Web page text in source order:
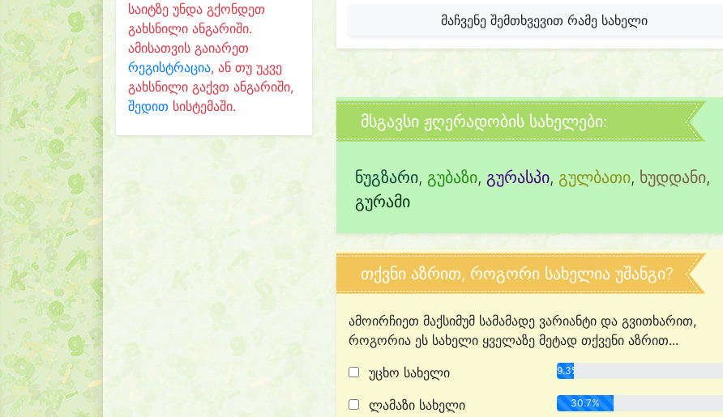
საიტზე უნდა გქონდეთ
გახსნილი ანგარიში.
ამისათვის გაიარეთ
რეგისტრაცია, ან თუ უკვე
გახსნილი გაქვთ ანგარიში,
შედით სისტემაში.
მაჩვენე შემთხვევით რამე სახელი
მსგავსი ჟღერადობის სახელები:
ნუგზარი, გუბაზი, გურასპი, გულბათი, ხუდდანი,
გურამი
თქვნი აზრით, როგორი სახელია უშანგი?
ამოირჩიეთ მაქსიმუმ სამამადე ვარიანტი და გვითხარით,
როგორია ეს სახელი ყველაზე მეტად თქვენი აზრით...
უცხო სახელი
9.3%
ლამაზი სახელი 30.7%